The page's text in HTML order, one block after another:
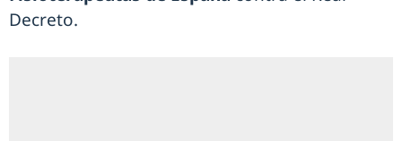
Decreto.